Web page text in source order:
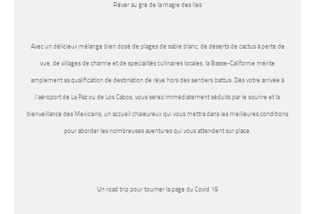
Rêver au gré de la magie des îles
Avec un délicieux mélange bien dosé de plages de sable blanc, de déserts de cactus à perte de
vue, de villages de charme et de spécialités culinaires locales, la Basse-Californie mérite
amplement sa qualification de destination de rêve hors des sentiers battus. Dès votre arrivée à
l’aéroport de La Paz ou de Los Cabos, vous serez immédiatement séduits par le sourire et la
bienveillance des Mexicains, un accueil chaleureux qui vous mettra dans les meilleures conditions
pour aborder les nombreuses aventures qui vous attendent sur place.
Un road trip pour tourner la page du Covid 19